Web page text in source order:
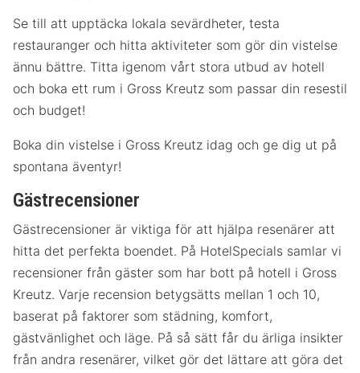
Se till att upptäcka lokala sevärdheter, testa
restauranger och hitta aktiviteter som gör din vistelse
ännu bättre. Titta igenom vårt stora utbud av hotell
och boka ett rum i Gross Kreutz som passar din resestil
och budget!
Boka din vistelse i Gross Kreutz idag och ge dig ut på
spontana äventyr!
Gästrecensioner
Gästrecensioner är viktiga för att hjälpa resenärer att
hitta det perfekta boendet. På HotelSpecials samlar vi
recensioner från gäster som har bott på hotell i Gross
Kreutz. Varje recension betygsätts mellan 1 och 10,
baserat på faktorer som städning, komfort,
gästvänlighet och läge. På så sätt får du ärliga insikter
från andra resenärer, vilket gör det lättare att göra det